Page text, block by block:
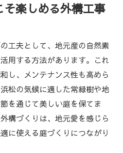
実践された工夫の紹介
人気のデザイン事例を解説
構工事の施工アイデア集
変化する暮らしの様子
デアに役立つ浜松外構工事
す外構工事の秘訣
楽しめる外構工事
工夫として、地元産の自然素
用する方法があります。これ
し、メンテナンス性も高めら
松の気候に適した常緑樹や地
を通じて美しい庭を保てま
構づくりは、地元愛を感じら
に使える庭づくりにつながり